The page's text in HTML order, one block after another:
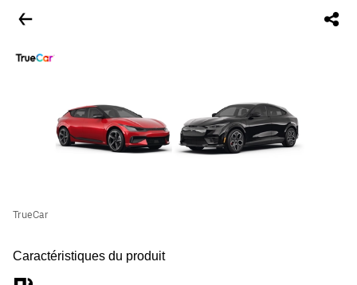
TrueCar
Caractéristiques du produit